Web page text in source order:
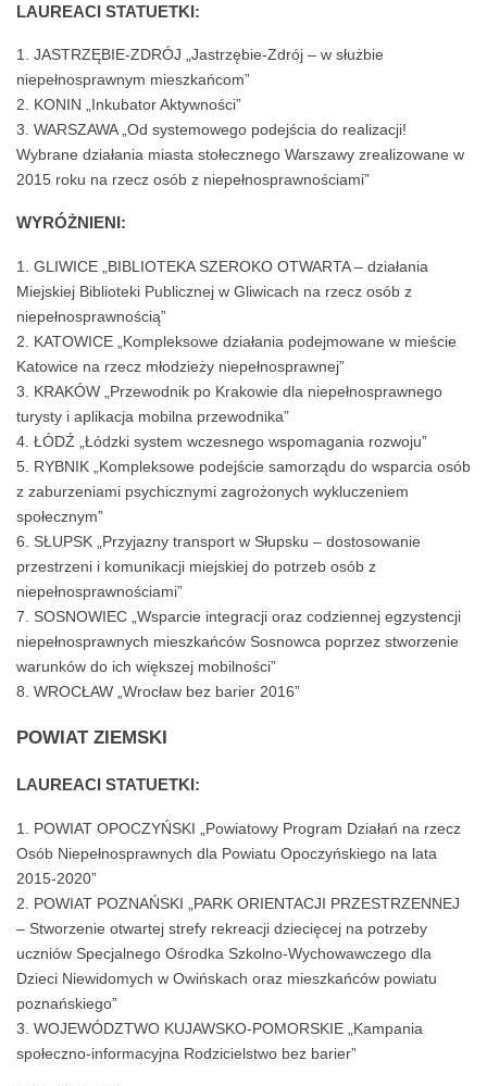
LAUREACI STATUETKI:
JASTRZĘBIE-ZDRÓJ „Jastrzębie-Zdrój – w służbie
niepełnosprawnym mieszkańcom”
KONIN „Inkubator Aktywności”
WARSZAWA „Od systemowego podejścia do realizacji!
Wybrane działania miasta stołecznego Warszawy zrealizowane w
2015 roku na rzecz osób z niepełnosprawnościami”
WYRÓŻNIENI:
GLIWICE „BIBLIOTEKA SZEROKO OTWARTA – działania
Miejskiej Biblioteki Publicznej w Gliwicach na rzecz osób z
niepełnosprawnością”
KATOWICE „Kompleksowe działania podejmowane w mieście
Katowice na rzecz młodzieży niepełnosprawnej”
KRAKÓW „Przewodnik po Krakowie dla niepełnosprawnego
turysty i aplikacja mobilna przewodnika”
ŁÓDŹ „Łódzki system wczesnego wspomagania rozwoju”
RYBNIK „Kompleksowe podejście samorządu do wsparcia osób
z zaburzeniami psychicznymi zagrożonych wykluczeniem
społecznym”
SŁUPSK „Przyjazny transport w Słupsku – dostosowanie
przestrzeni i komunikacji miejskiej do potrzeb osób z
niepełnosprawnościami”
SOSNOWIEC „Wsparcie integracji oraz codziennej egzystencji
niepełnosprawnych mieszkańców Sosnowca poprzez stworzenie
warunków do ich większej mobilności”
WROCŁAW „Wrocław bez barier 2016”
POWIAT ZIEMSKI
LAUREACI STATUETKI:
POWIAT OPOCZYŃSKI „Powiatowy Program Działań na rzecz
Osób Niepełnosprawnych dla Powiatu Opoczyńskiego na lata
2015-2020”
POWIAT POZNAŃSKI „PARK ORIENTACJI PRZESTRZENNEJ
– Stworzenie otwartej strefy rekreacji dziecięcej na potrzeby
uczniów Specjalnego Ośrodka Szkolno-Wychowawczego dla
Dzieci Niewidomych w Owińskach oraz mieszkańców powiatu
poznańskiego”
WOJEWÓDZTWO KUJAWSKO-POMORSKIE „Kampania
społeczno-informacyjna Rodzicielstwo bez barier”